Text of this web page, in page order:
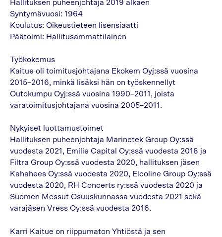
Hallituksen puheenjohtaja 2019 alkaen
Syntymävuosi: 1964
Koulutus: Oikeustieteen lisensiaatti
Päätoimi: Hallitusammattilainen
Työkokemus
Kaitue oli toimitusjohtajana Ekokem Oyj:ssä vuosina
2015–2016, minkä lisäksi hän on työskennellyt
Outokumpu Oyj:ssä vuosina 1990–2011, joista
varatoimitusjohtajana vuosina 2005–2011.
Nykyiset luottamustoimet
Hallituksen puheenjohtaja Marinetek Group Oy:ssä
vuodesta 2021, Emilie Capital Oy:ssä vuodesta 2018 ja
Filtra Group Oy:ssä vuodesta 2020, hallituksen jäsen
Kahahees Oy:ssä vuodesta 2020, Elcoline Group Oy:ssä
vuodesta 2020, RH Concerts ry:ssä vuodesta 2020 ja
Suomen Messut Osuuskunnassa vuodesta 2021 sekä
varajäsen Vress Oy:ssä vuodesta 2016.
Karri Kaitue on riippumaton Yhtiöstä ja sen